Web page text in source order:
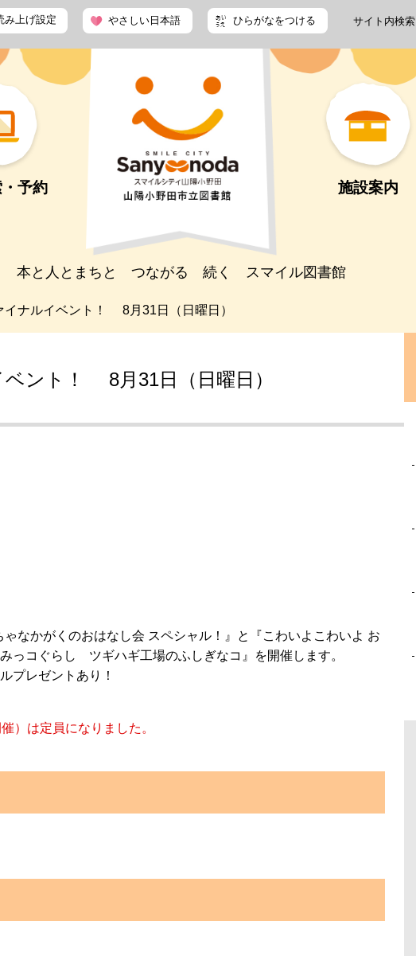
み上げ設定 やさしい日本語 ひらがなをつける サイト内検索
予約 施設案内
本と人とまちと つながる 続く スマイル図書館
イナルイベント！ 8月31日（日曜日）
ベント！ 8月31日（日曜日）
なかがくのおはなし会 スペシャル！』と『こわいよこわいよ お
っコぐらし ツギハギ工場のふしぎなコ』を開催します。
プレゼントあり！
）は定員になりました。